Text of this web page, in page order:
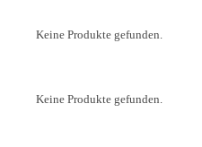
Keine Produkte gefunden.
Keine Produkte gefunden.